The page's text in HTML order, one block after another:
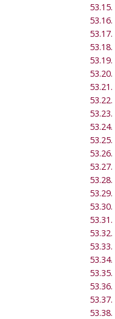
53.15.
53.16.
53.17.
53.18.
53.19.
53.20.
53.21.
53.22.
53.23.
53.24.
53.25.
53.26.
53.27.
53.28.
53.29.
53.30.
53.31.
53.32.
53.33.
53.34.
53.35.
53.36.
53.37.
53.38.